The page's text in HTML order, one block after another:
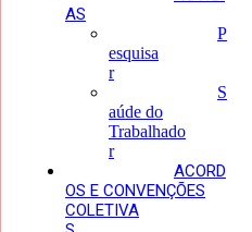
AS
P
esquisa
r
S
aúde do
Trabalhado
r
ACORD
OS E CONVENÇÕES
COLETIVA